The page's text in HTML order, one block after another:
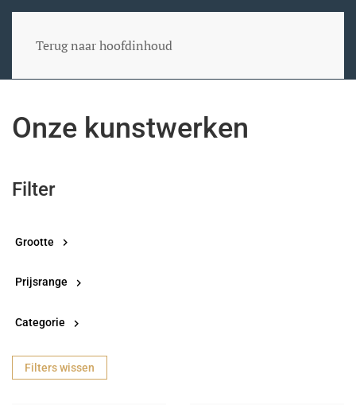
Terug naar hoofdinhoud
Onze kunstwerken
Filter
Grootte
Prijsrange
Categorie
Filters wissen